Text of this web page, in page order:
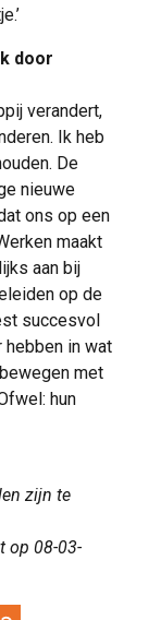
door
verandert,
Ik heb
De
nieuwe
ons op een
maakt
aan bij
op de
succesvol
in wat
met
hun
zijn te
op 08-03-